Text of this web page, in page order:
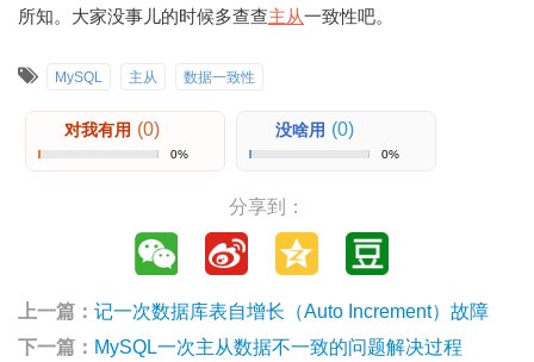
所知。大家没事儿的时候多查查主从一致性吧。
MySQL 主从 数据一致性
对我有用 (0)
0%
没啥用 (0)
0%
分享到：
上一篇： 记一次数据库表自增长（Auto Increment）故障
下一篇： MySQL一次主从数据不一致的问题解决过程